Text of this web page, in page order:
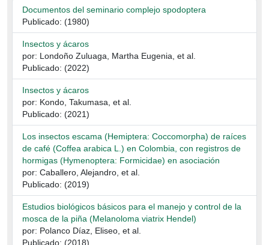
Documentos del seminario complejo spodoptera
Publicado: (1980)
Insectos y ácaros
por: Londoño Zuluaga, Martha Eugenia, et al.
Publicado: (2022)
Insectos y ácaros
por: Kondo, Takumasa, et al.
Publicado: (2021)
Los insectos escama (Hemiptera: Coccomorpha) de raíces
de café (Coffea arabica L.) en Colombia, con registros de
hormigas (Hymenoptera: Formicidae) en asociación
por: Caballero, Alejandro, et al.
Publicado: (2019)
Estudios biológicos básicos para el manejo y control de la
mosca de la piña (Melanoloma viatrix Hendel)
por: Polanco Díaz, Eliseo, et al.
Publicado: (2018)